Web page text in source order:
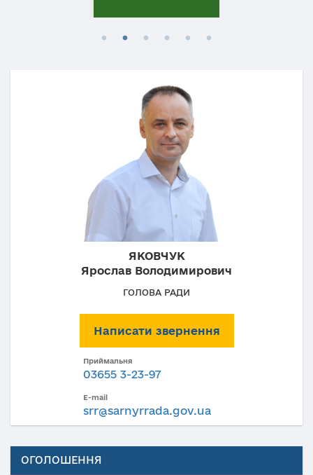
ЯКОВЧУК
Ярослав Володимирович
ГОЛОВА РАДИ
Написати звернення
Приймальня
03655 3-23-97
E-mail
srr@sarnyrrada.gov.ua
ОГОЛОШЕННЯ